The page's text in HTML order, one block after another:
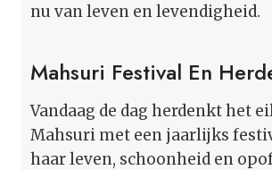
nu van leven en levendigheid.
Mahsuri Festival En
Vandaag de dag herdenkt het
Mahsuri met een jaarlijks
haar leven, schoonheid en